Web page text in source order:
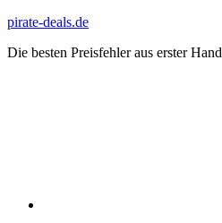
Zum
springen
pirate-deals.de
Die besten Preisfehler aus erster Hand